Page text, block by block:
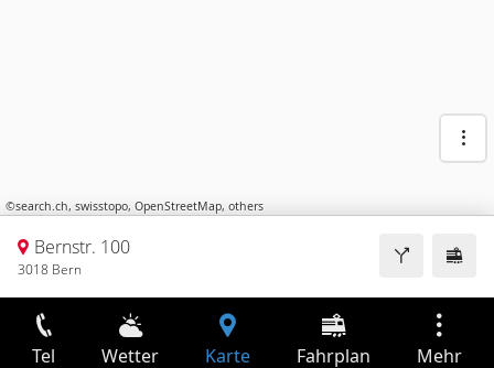
©search.ch, swisstopo, OpenStreetMap, others
Bernstr. 100
3018 Bern
Tel Wetter Karte Fahrplan Mehr